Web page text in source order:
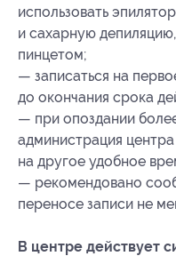
использовать
и сахарную
пинцетом;
— записаться на
до окончания срока
— при опоздании
администрация
на другое удобное
— рекомендовано
переносе записи не
В центре действует